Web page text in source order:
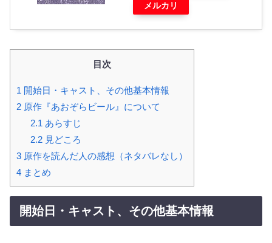
メルカリ
目次
1 開始日・キャスト、その他基本情報
2 原作『あおぞらビール』について
2.1 あらすじ
2.2見どころ
3 原作を読んだ人の感想（ネタバレなし）
4 まとめ
開始日・キャスト、その他基本情報